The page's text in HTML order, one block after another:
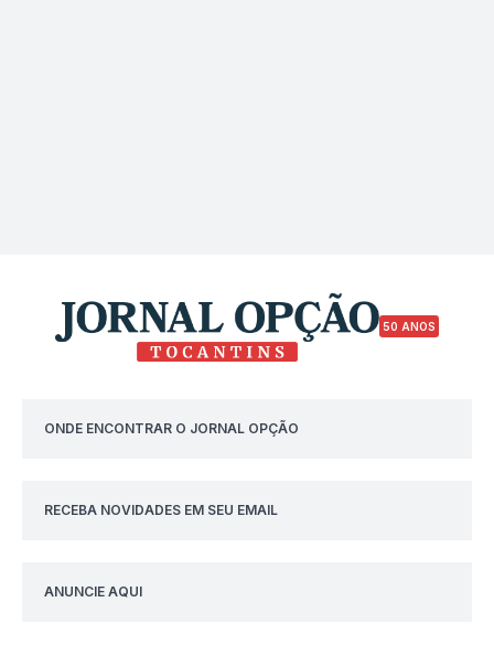
50 ANOS
ONDE ENCONTRAR O JORNAL OPÇÃO
RECEBA NOVIDADES EM SEU EMAIL
ANUNCIE AQUI